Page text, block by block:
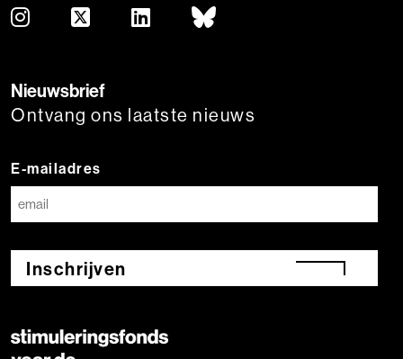
Nieuwsbrief
Ontvang ons laatste nieuws
E-mailadres
Inschrijven